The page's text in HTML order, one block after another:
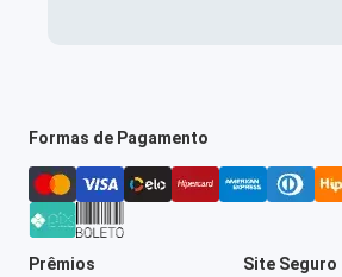
Formas de Pagamento
Prêmios Site Seguro